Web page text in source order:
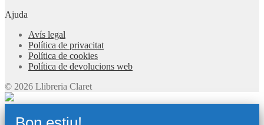
Ajuda
Avís legal
Política de privacitat
Política de cookies
Política de devolucions web
© 2026 Llibreria Claret